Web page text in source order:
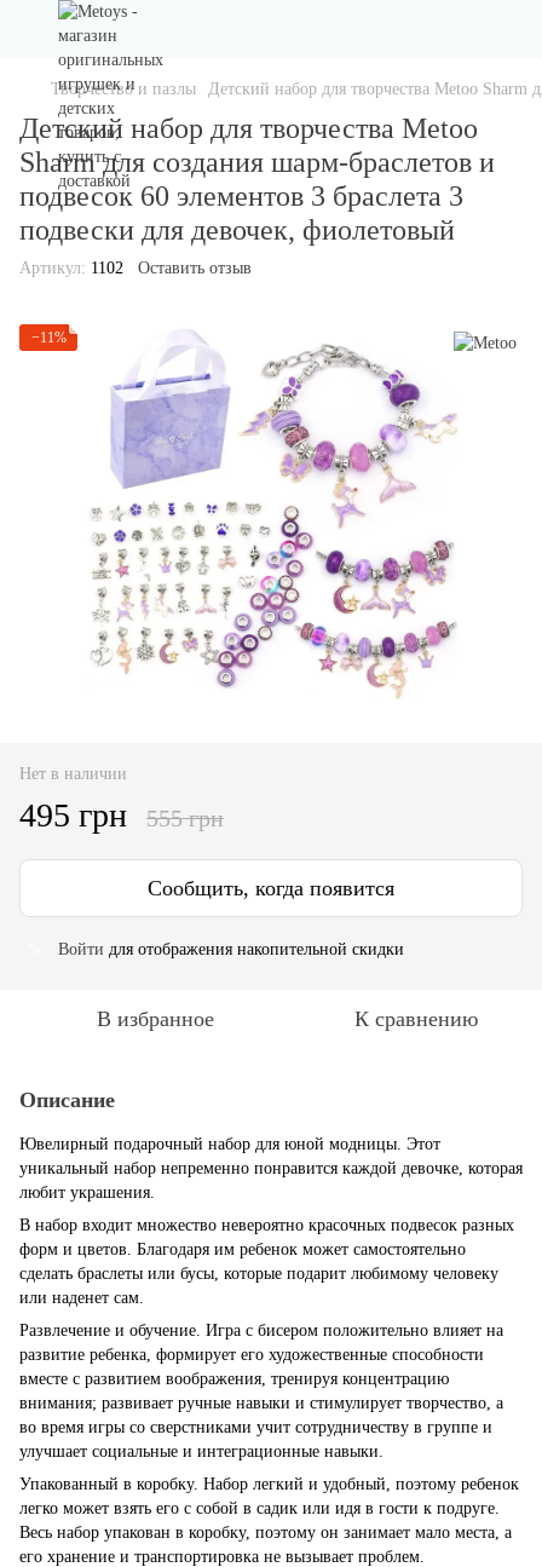
Творчество и пазлы Детский набор для творчества Metoo Sharm
Детский набор для творчества Metoo
Sharm для создания шарм-браслетов и
подвесок 60 элементов 3 браслета 3
подвески для девочек, фиолетовый
Артикул: 1102 Оставить отзыв
−11%
Нет в наличии
495 грн 555 грн
Сообщить, когда появится
Войти для отображения накопительной скидки
В избранное К сравнению
Описание
Ювелирный подарочный набор для юной модницы. Этот
уникальный набор непременно понравится каждой девочке, которая
любит украшения.
В набор входит множество невероятно красочных подвесок разных
форм и цветов. Благодаря им ребенок может самостоятельно
сделать браслеты или бусы, которые подарит любимому человеку
или наденет сам.
Развлечение и обучение. Игра с бисером положительно влияет на
развитие ребенка, формирует его художественные способности
вместе с развитием воображения, тренируя концентрацию
внимания; развивает ручные навыки и стимулирует творчество, а
во время игры со сверстниками учит сотрудничеству в группе и
улучшает социальные и интеграционные навыки.
Упакованный в коробку. Набор легкий и удобный, поэтому ребенок
легко может взять его с собой в садик или идя в гости к подруге.
Весь набор упакован в коробку, поэтому он занимает мало места, а
его хранение и транспортировка не вызывает проблем.